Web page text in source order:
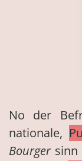
No der
nationale,
Bourgersinn